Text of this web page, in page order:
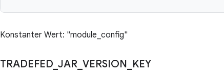
Konstanter Wert: "module_config"
TRADEFED JAR VERSION KEY